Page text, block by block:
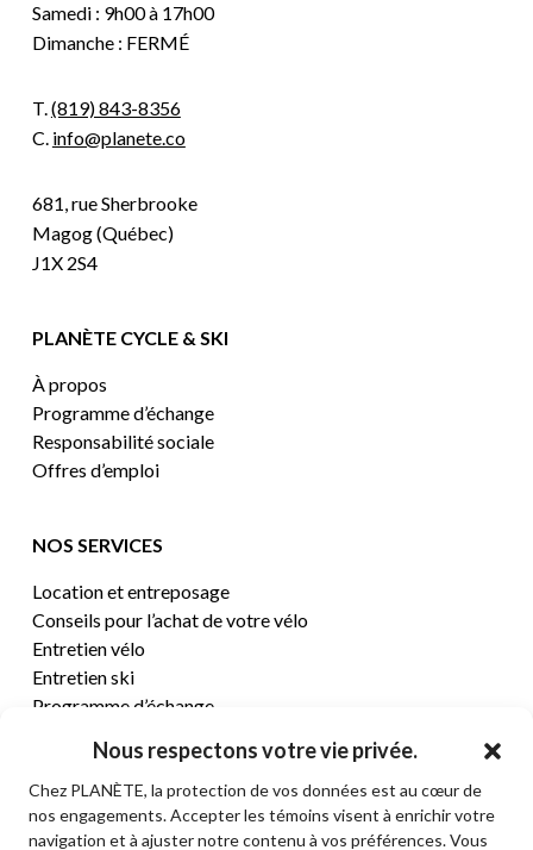
Nous respectons votre vie privée.
Chez PLANÈTE, la protection de vos données est au cœur de
nos engagements. Accepter les témoins visent à enrichir votre
navigation et à ajuster notre contenu à vos préférences. Vous
Samedi : 9h00 à 17h00
Dimanche : FERMÉ
T.(819) 843-8356
C. info@planete.co
681, rue Sherbrooke
Magog (Québec)
J1X 2S4
PLANÈTE CYCLE & SKI
À propos
Programme d’échange
Responsabilité sociale
Offres d’emploi
NOS SERVICES
Location et entreposage
Conseils pour l’achat de votre vélo
Entretien vélo
Entretien ski
Programme d’échange
CENTRE D’AIDE
Termes et conditions de vente